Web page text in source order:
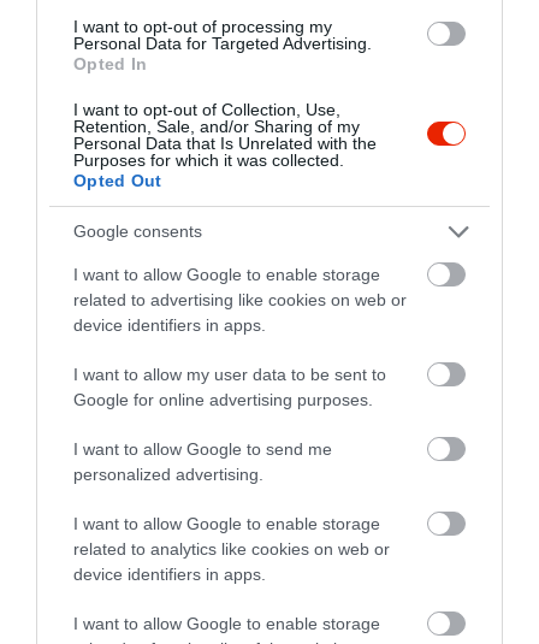
I want to opt-out of processing my
Personal Data for Targeted Advertising.
Opted In
I want to opt-out of Collection, Use,
Retention, Sale, and/or Sharing of my
Personal Data that Is Unrelated with the
Purposes for which it was collected.
Opted Out
Google consents
I want to allow Google to enable storage
related to advertising like cookies on web or
device identifiers in apps.
I want to allow my user data to be sent to
Google for online advertising purposes.
I want to allow Google to send me
personalized advertising.
I want to allow Google to enable storage
related to analytics like cookies on web or
device identifiers in apps.
I want to allow Google to enable storage
pénzedtől fölöslegesen,
rendelj innen...
Matyasi Gabor
2018. Október 18.
szutyok, ótvar helyet!
Jelentés
2018. Június 18.
Csirke csíkokat rendeltem
sajtmártással és
hasábburgonyával. A
(véletlenül sem csíkok) valami
fehér, olajos és büdös
'szószban' úszkáltak. A
krumpli úszott az olajban. 70